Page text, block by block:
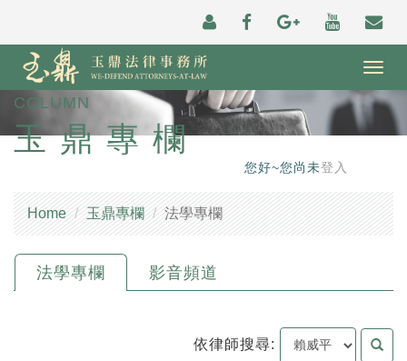
COLUMN
玉鼎專欄
您好~您尚未登入
Home 玉鼎專欄 法學專欄
法學專欄 影音頻道
依律師搜尋: